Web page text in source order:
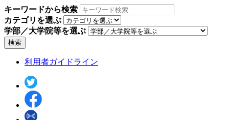
キーワードから検索
カテゴリを選ぶ
学部／大学院等を選ぶ
検索
利用者ガイドライン